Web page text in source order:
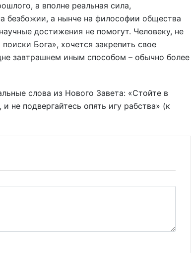
а вполне реальная сила,
безбожии, а нынче на философии общества
достижения не помогут. Человеку, не
Бога», хочется закрепить свое
завтрашнем иным способом – обычно более
слова из Нового Завета: «Стойте в
не подвергайтесь опять игу рабства» (к